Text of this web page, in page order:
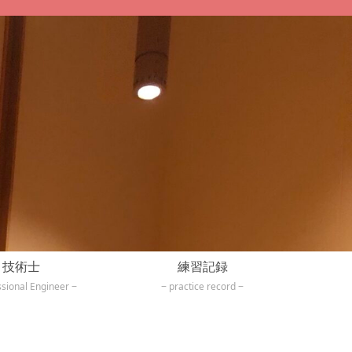
技術士
Engineer
練習記録
practice record